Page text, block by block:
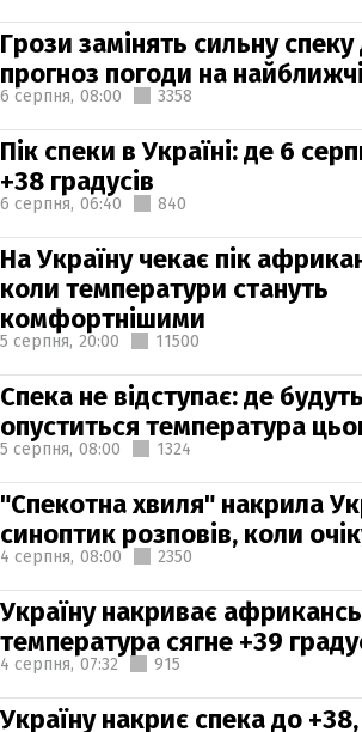
Грози замінять сильну
прогноз погоди на
6 серпня, 08:00 3358
Пік спеки в Україні: де 6
+38 градусів
6 серпня, 06:40 840
На Україну чекає пік
коли температури стануть
комфортнішими
5 серпня, 20:00 11500
Спека не відступає: де
опуститься температура
5 серпня, 08:00 1324
"Спекотна хвиля" накрила
синоптик розповів, коли
4 серпня, 08:00 2350
Україну накриває
температура сягне +39
4 серпня, 07:32 915
Україну накриє спека до +38,